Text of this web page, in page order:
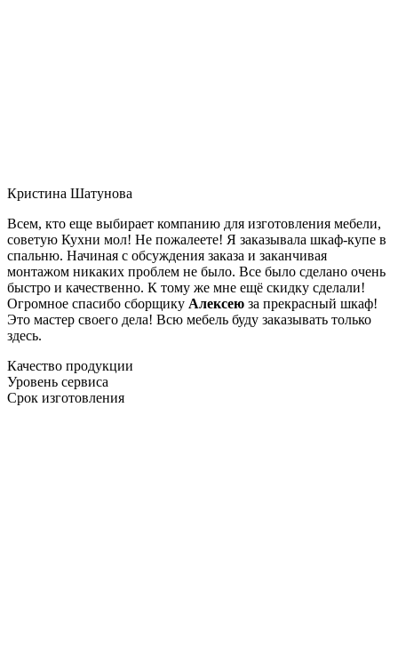
Кристина Шатунова
Всем, кто еще выбирает компанию для изготовления мебели,
советую Кухни мол! Не пожалеете! Я заказывала шкаф-купе в
спальню. Начиная с обсуждения заказа и заканчивая
монтажом никаких проблем не было. Все было сделано очень
быстро и качественно. К тому же мне ещё скидку сделали!
Огромное спасибо сборщику Алексею за прекрасный шкаф!
Это мастер своего дела! Всю мебель буду заказывать только
здесь.
Качество продукции
Уровень сервиса
Срок изготовления